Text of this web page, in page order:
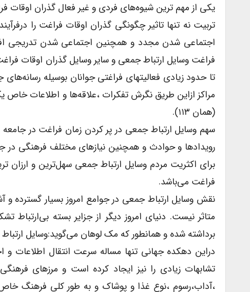
یکی از مهم ترین شیوه‌های فردی و غیر فعال گذران اوقات
تربیت نه تنها تاثیر چگونگی گذران اوقات فراغت را
اجتماعی شدن مجدد و همچنین اجتماعی شدن تدریجی
فراغت وسایل ارتباط جمعی و سایر وسایل گذران اوقات
تا حدود زیادی فعالیتهای فراغتی جوانان بوسیله
مراکز ازاین طریق نگرش تفکرات ،علاقه‌ها و اطلاعات
(همان ۱۱۳).
سهم وسایل ارتباط جمعی در پر کردن زمان فراغت در
رویدادها و حوادث و همچنین نیازهای مختلف فرهنگی در
برای اکثریت مردم وسایل ارتباط جمعی سهل‌ترین و
فراغت می‌باشد.
نقش وسایل ارتباط جمعی در جوامع امروز بسیار گسترده و
متاثر نیست. دنیای امروز دیگر از جزایر بسته بی‌ارتباط
برداشته شده و همانطور که مک لوهان می‌گوید:وسایل
دراین دهکده جهانی تنها مساله سرعت انتقال اطلاعات
تشابهات زیادی را نیز ایجاد کرده است و مرزهای
،آداب،رسوم ،نوع غذا و پوشاک و به طور کلی فرهنگ